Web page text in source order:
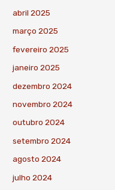
abril 2025
março 2025
fevereiro 2025
janeiro 2025
dezembro 2024
novembro 2024
outubro 2024
setembro 2024
agosto 2024
julho 2024